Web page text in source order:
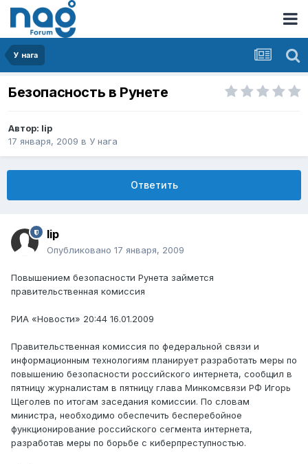
У нага
Безопасность в Рунете
Автор: lip
17 января, 2009 в У нага
Ответить
lip
Опубликовано 17 января, 2009
Повышением безопасности Рунета займется
правительственная комиссия
РИА «Новости» 20:44 16.01.2009
Правительственная комиссия по федеральной связи и
информационным технологиям планирует разработать меры по
повышению безопасности российского интернета, сообщил в
пятницу журналистам в пятницу глава Минкомсвязи РФ Игорь
Щеголев по итогам заседания комиссии. По словам
министра, необходимо обеспечить бесперебойное
функционирование российского сегмента интернета,
разработав меры по борьбе с киберпреступностью.